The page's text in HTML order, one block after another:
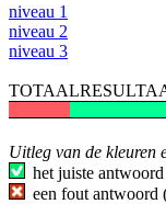
niveau 1
niveau 2
niveau 3
Uitleg van de kleuren
het juiste
een fout antwoord